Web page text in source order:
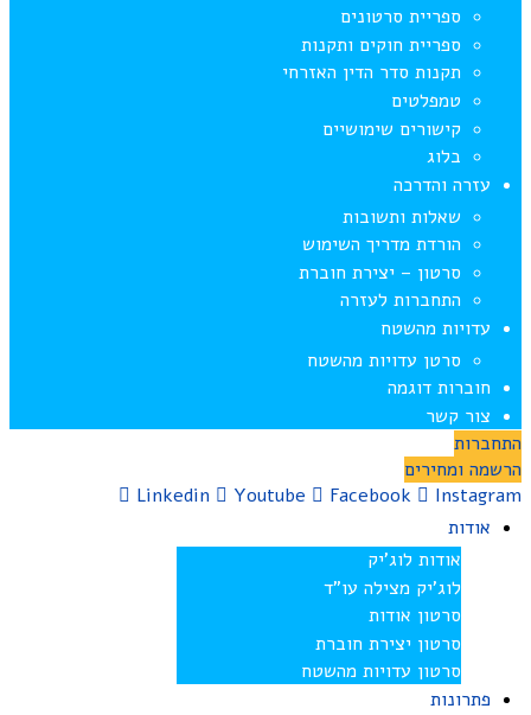
ספריית סרטונים
ספריית חוקים ותקנות
תקנות סדר הדין האזרחי
טמפלטים
קישורים שימושיים
בלוג
עזרה והדרכה
שאלות ותשובות
הורדת מדריך השימוש
סרטון – יצירת חוברת
התחברות לעזרה
עדויות מהשטח
סרטן עדויות מהשטח
חוברות דוגמה
צור קשר
התחברות
הרשמה ומחירים
Linkedin
Youtube Facebook
Instagram
אודות
אודות לוג’יק
לוג’יק מצילה עו”ד
סרטון אודות
סרטון יצירת חוברת
סרטון עדויות מהשטח
פתרונות